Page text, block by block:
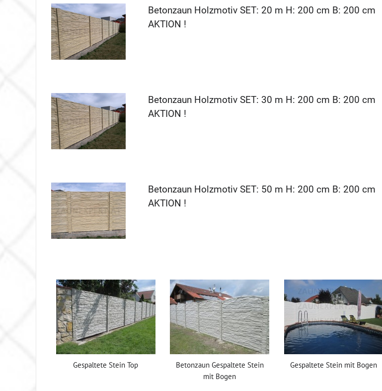
Betonzaun Holzmotiv SET: 20 m H: 200 cm B: 200 cm
AKTION !
Betonzaun Holzmotiv SET: 30 m H: 200 cm B: 200 cm
AKTION !
Betonzaun Holzmotiv SET: 50 m H: 200 cm B: 200 cm
AKTION !
Gespaltete Stein Top
Betonzaun Gespaltete Stein
mit Bogen
Gespaltete Stein mit Bogen